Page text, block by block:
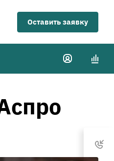
Оставить заявку